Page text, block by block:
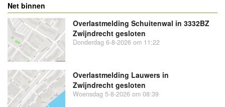
Net binnen
Overlastmelding Schuitenwal in 3332BZ
Zwijndrecht gesloten
Donderdag 6-8-2026 om 11:22
Overlastmelding Lauwers in
Zwijndrecht gesloten
Woensdag 5-8-2026 om 08:39